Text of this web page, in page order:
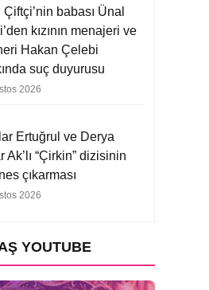
babası Ünal
kızının menajeri ve
Hakan Çelebi
suç duyurusu
2026
Ertuğrul ve Derya
Ak’lı “Çirkin” dizisinin
çıkarması
2026
YOUTUBE